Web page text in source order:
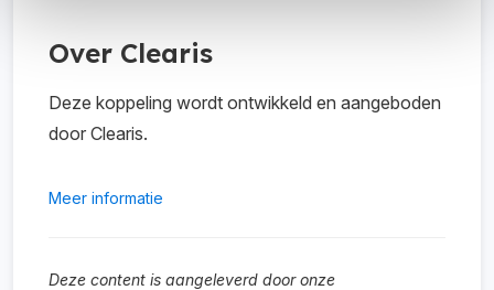
Over Clearis
Deze koppeling wordt ontwikkeld en aangeboden
door Clearis.
Meer informatie
Deze content is aangeleverd door onze